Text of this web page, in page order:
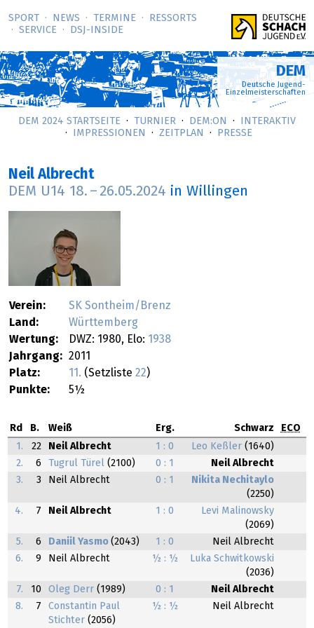
SPORT NEWS TERMINE
RESSORTS
SERVICE
DSJ-­INSIDE
DEM
Deutsche Jugend-
Einzelmeisterschaften
DEM 2024 STARTSEITE TURNIER DEM:ON
INTERAKTIV
IMPRESSIONEN
ZEITPLAN PRESSE
Neil Albrecht
DEM U14 18. – 26.05.2024 in Willingen
Verein:
SK Sontheim/Brenz
Land:
Württemberg
Wertung:
DWZ: 1980, Elo: 1938
Jahrgang: 2011
Platz:
11. (Setzliste 22)
Punkte:
5½
Rd B. Weiß Erg. Schwarz
ECO
1.
22 Neil Albrecht 1 : 0 Leo Keßler (1640)
2.
6 Tugrul Türel (2100) 0 : 1
Neil Albrecht
3.
3 Neil Albrecht 0 : 1
Nikita Nechitaylo
(2250)
4.
7 Neil Albrecht 1 : 0
Levi Malinowsky
(2069)
5.
6 Daniil Yasmo (2043) 1 : 0
Neil Albrecht
6.
9 Neil Albrecht ½ : ½
Luka Schwitkowski
(2036)
7.
10 Oleg Derr (1989) 0 : 1
Neil Albrecht
8.
7
Constantin Paul
Stichter (2056)
½ : ½ Neil Albrecht